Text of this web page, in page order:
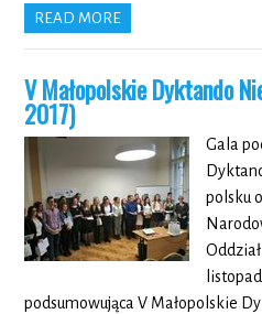
READ MORE
V Małopolskie Dyktando
2017)
Gala
polsku
podsumowująca V Małopolskie